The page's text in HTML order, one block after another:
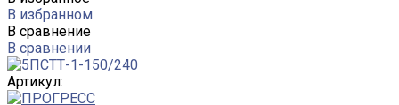
В избранном
В сравнение
В сравнении
Артикул: